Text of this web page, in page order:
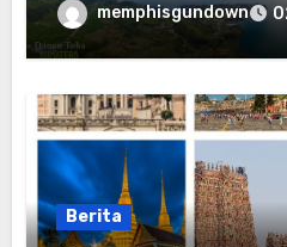
memphisgundown
Berita